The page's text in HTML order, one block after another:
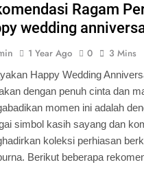
Ragam
wedding
1 Year Ago 0 3 Mins
Happy Wedding
dengan penuh cinta dan
momen ini adalah
simbol kasih sayang dan
koleksi perhiasan
Berikut beberapa